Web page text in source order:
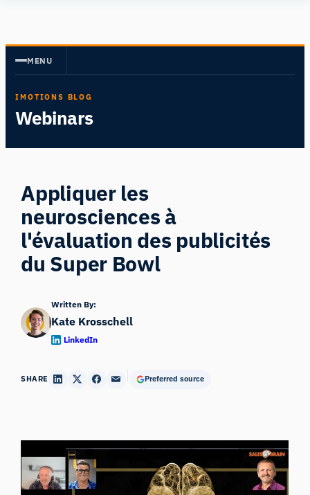
contenu
MENU
IMOTIONS BLOG
Webinars
Appliquer les
neurosciences à
l'évaluation des publicités
du Super Bowl
Written By:
Kate Krosschell
LinkedIn
SHARE Preferred source